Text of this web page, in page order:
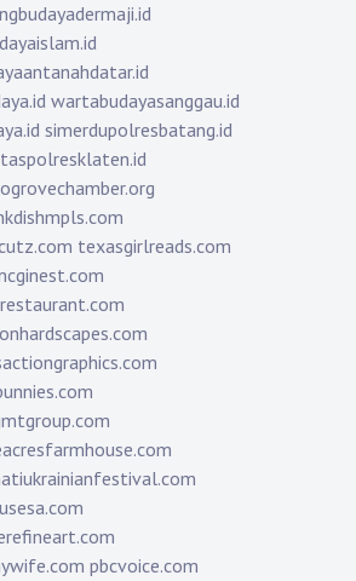
wartabudayasanggau.id
simerdupolresbatang.id
texasgirlreads.com
pbcvoice.com